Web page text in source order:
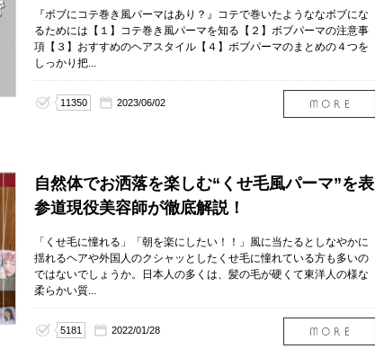
『ボブにコテ巻き風パーマはあり？』コテで巻いたようななボブにな
るためには【１】コテ巻き風パーマを知る【２】ボブパーマの注意事
項【３】おすすめのヘアスタイル【４】ボブパーマのまとめの４つを
しっかり把...
11350 2023/06/02
自然体でお洒落を楽しむ“くせ毛風パーマ”を表
参道現役美容師が徹底解説！
「くせ毛に憧れる」「朝を楽にしたい！！」風に当たるとしなやかに
揺れるヘアや外国人のクシャッとしたくせ毛に憧れている方も多いの
ではないでしょうか。日本人の多くは、髪の毛が硬くて東洋人の様な
柔らかい質...
5181 2022/01/28